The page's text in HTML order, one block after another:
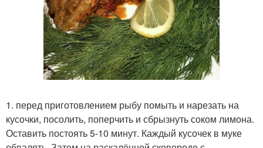
1. перед приготовлением рыбу помыть и нарезать на
кусочки, посолить, поперчить и сбрызнуть соком лимона.
Оставить постоять 5-10 минут. Каждый кусочек в муке